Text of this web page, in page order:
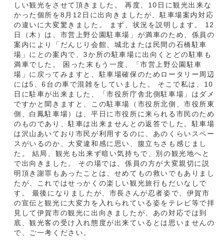
しい観光をさせて頂きました。 再度、10日に観光出来な
かった個所を8月12日に出向きましたが、駐車場案内対応
の違いに大変驚きました。 まず、状況を説明します。 12
日（木）は、市営上野公園駐車場」が満車のため、係員の
案内により「だんじり会館、城北または民間の石橋駐車
場」にとの案内で、3か所の駐車場に出向くとどの駐車も
満車でした。 困った末もう一度、「市営上野公園駐車
場」に戻ってみますと、駐車場確保のためロータリー周辺
には5、6台の車で混雑をしていました。 そこで私は、10
日に駐車が出来ました、「市役所庁舎北側駐車場」はダメ
ですかと聞きますと、この駐車場（市役所北側、市役所東
側、白鳳駐車場）は、平日に市役所に来られる市民のため
のものであり、駐車は出来ませんとの返答でした。駐車場
は沢山あいており市民が利用するのに、あのくらいスペー
スがいるのか、大変違和感に思い、腹立ちさも感じまし
た。 結局、観光も出来ず暗い気持ちで、別の観光地へと
で出向きました。 その場では、係員の方が大変親切に説
明頂き謝罪もあったことは、せめてもの救いでもありまし
たが、これではせっかくの楽しい観光旅行もだいなしで
す。 最後になりましたが、市長さんが忍者姿で、伊賀市
の宣伝と観光に大変力を入れられている姿をテレビ等で拝
見して伊賀市の観光に出向きましたが、あの対応では到
底、観光客の受け入れ態度が出来ているとは思いませんの
で、ご一考ください。